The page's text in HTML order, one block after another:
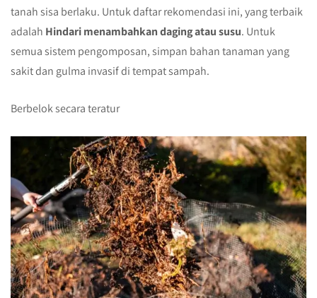
tanah sisa berlaku. Untuk daftar rekomendasi ini, yang terbaik
adalah Hindari menambahkan daging atau susu. Untuk
semua sistem pengomposan, simpan bahan tanaman yang
sakit dan gulma invasif di tempat sampah.
Berbelok secara teratur